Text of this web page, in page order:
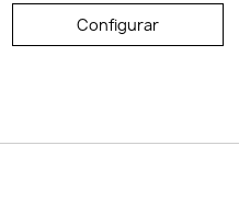
La página dispone de código
Configurar